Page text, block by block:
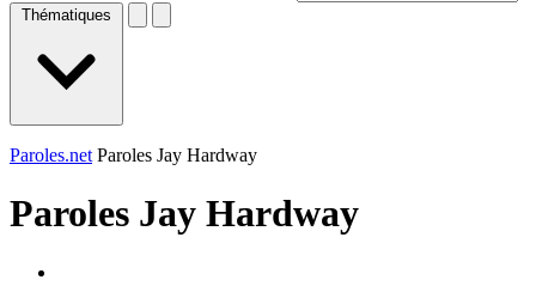
Thématiques
Paroles.net Paroles Jay Hardway
Paroles Jay Hardway